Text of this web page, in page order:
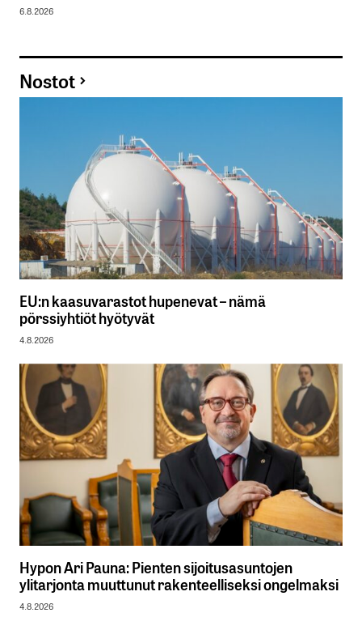
6.8.2026
Nostot
EU:n kaasuvarastot hupenevat – nämä
pörssiyhtiöt hyötyvät
4.8.2026
Hypon Ari Pauna: Pienten sijoitusasuntojen
ylitarjonta muuttunut rakenteelliseksi ongelmaksi
4.8.2026